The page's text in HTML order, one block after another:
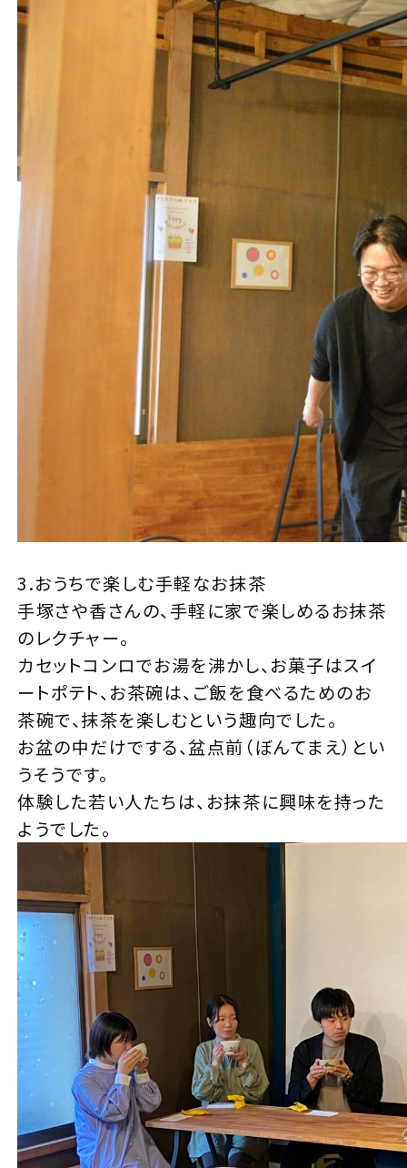
3.おうちで楽しむ手軽なお抹茶
手塚さや香さんの、手軽に家で楽しめるお抹茶
のレクチャー。
カセットコンロでお湯を沸かし、お菓子はスイ
ートポテト、お茶碗は、ご飯を食べるためのお
茶碗で、抹茶を楽しむという趣向でした。
お盆の中だけでする、盆点前（ぼんてまえ）とい
うそうです。
体験した若い人たちは、お抹茶に興味を持った
ようでした。